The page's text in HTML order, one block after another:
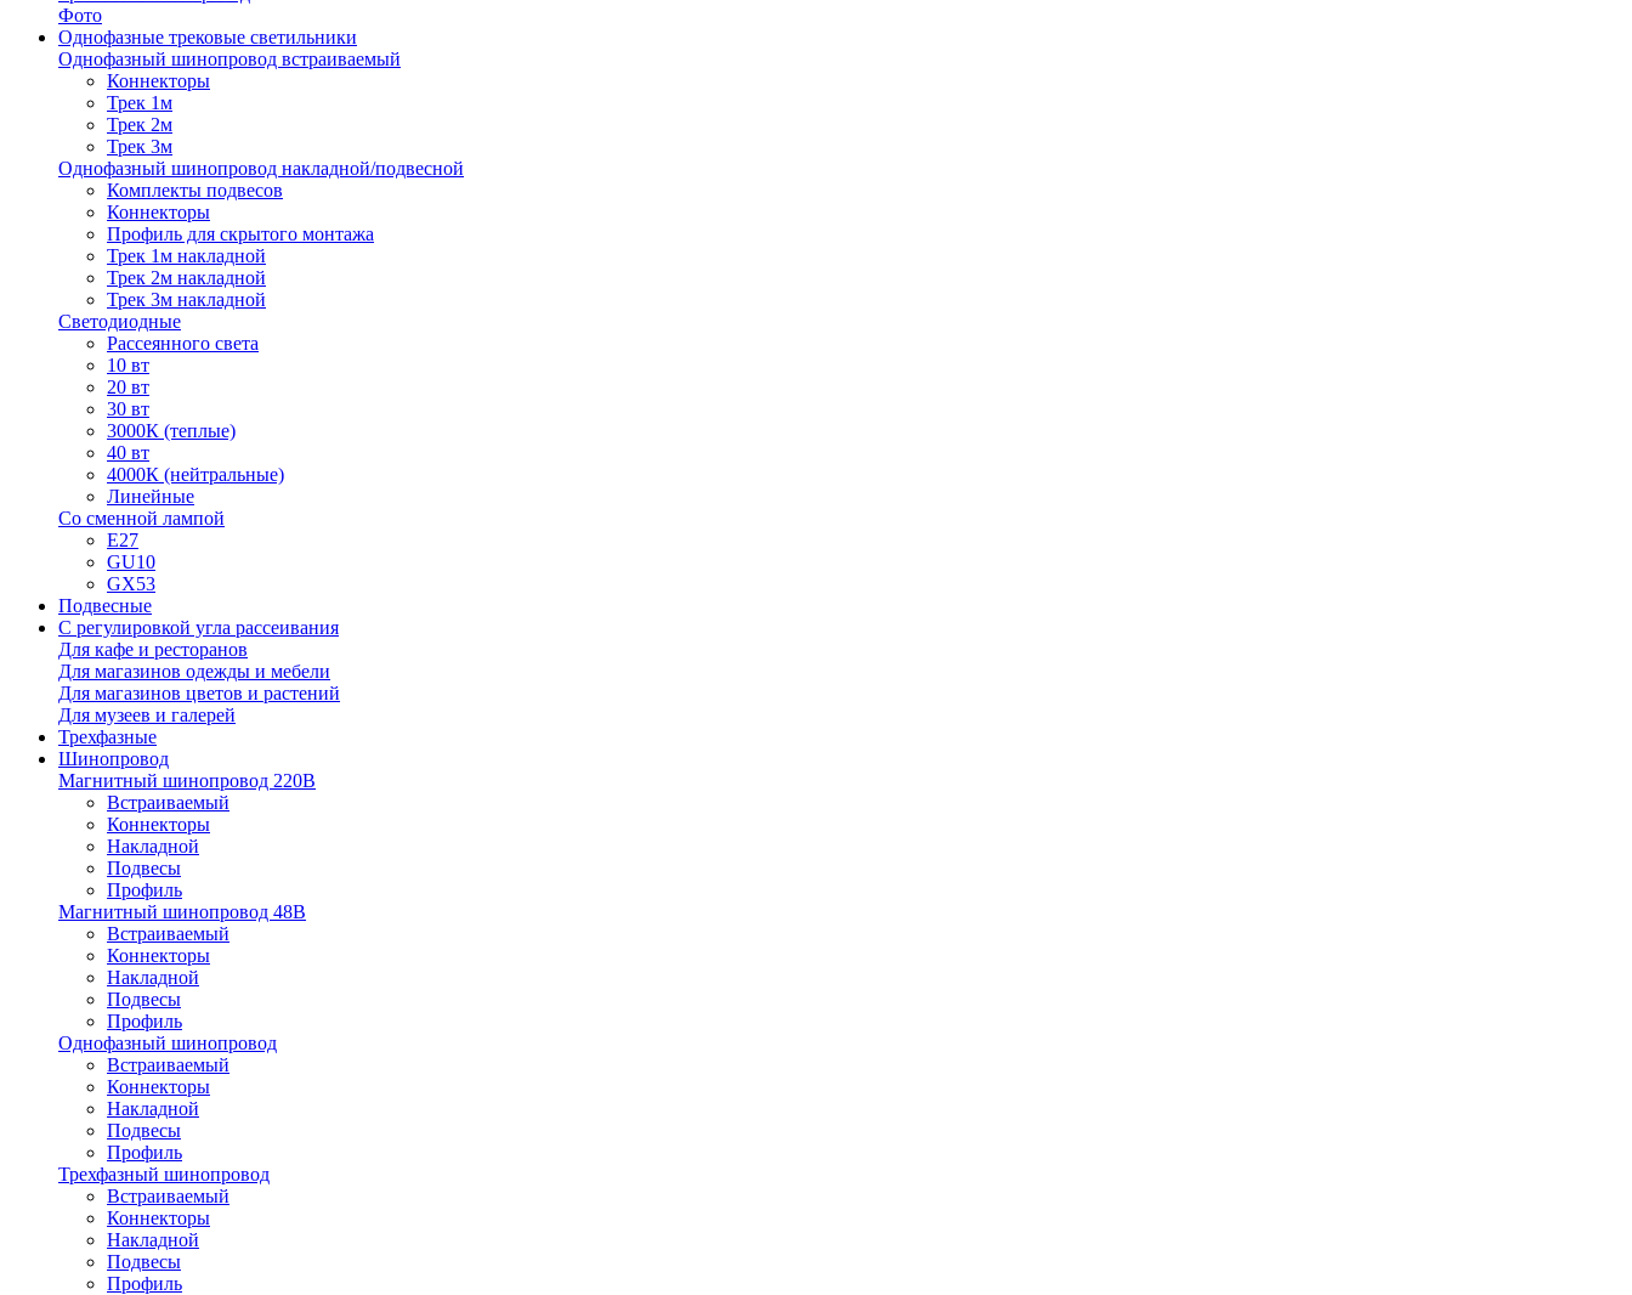
Фото
Однофазные трековые светильники
Однофазный шинопровод встраиваемый
Коннекторы
Трек 1м
Трек 2м
Трек 3м
Однофазный шинопровод накладной/подвесной
Комплекты подвесов
Коннекторы
Профиль для скрытого монтажа
Трек 1м накладной
Трек 2м накладной
Трек 3м накладной
Светодиодные
Рассеянного света
10 вт
20 вт
30 вт
3000К (теплые)
40 вт
4000К (нейтральные)
Линейные
Со сменной лампой
E27
GU10
GX53
Подвесные
С регулировкой угла рассеивания
Для кафе и ресторанов
Для магазинов одежды и мебели
Для магазинов цветов и растений
Для музеев и галерей
Трехфазные
Шинопровод
Магнитный шинопровод 220В
Встраиваемый
Коннекторы
Накладной
Подвесы
Профиль
Магнитный шинопровод 48В
Встраиваемый
Коннекторы
Накладной
Подвесы
Профиль
Однофазный шинопровод
Встраиваемый
Коннекторы
Накладной
Подвесы
Профиль
Трехфазный шинопровод
Встраиваемый
Коннекторы
Накладной
Подвесы
Профиль